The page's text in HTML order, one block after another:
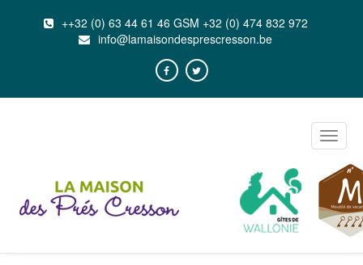
++32 (0) 63 44 61 46 GSM +32 (0) 474 832 972
info@lamaisondesprescresson.be
Toggle